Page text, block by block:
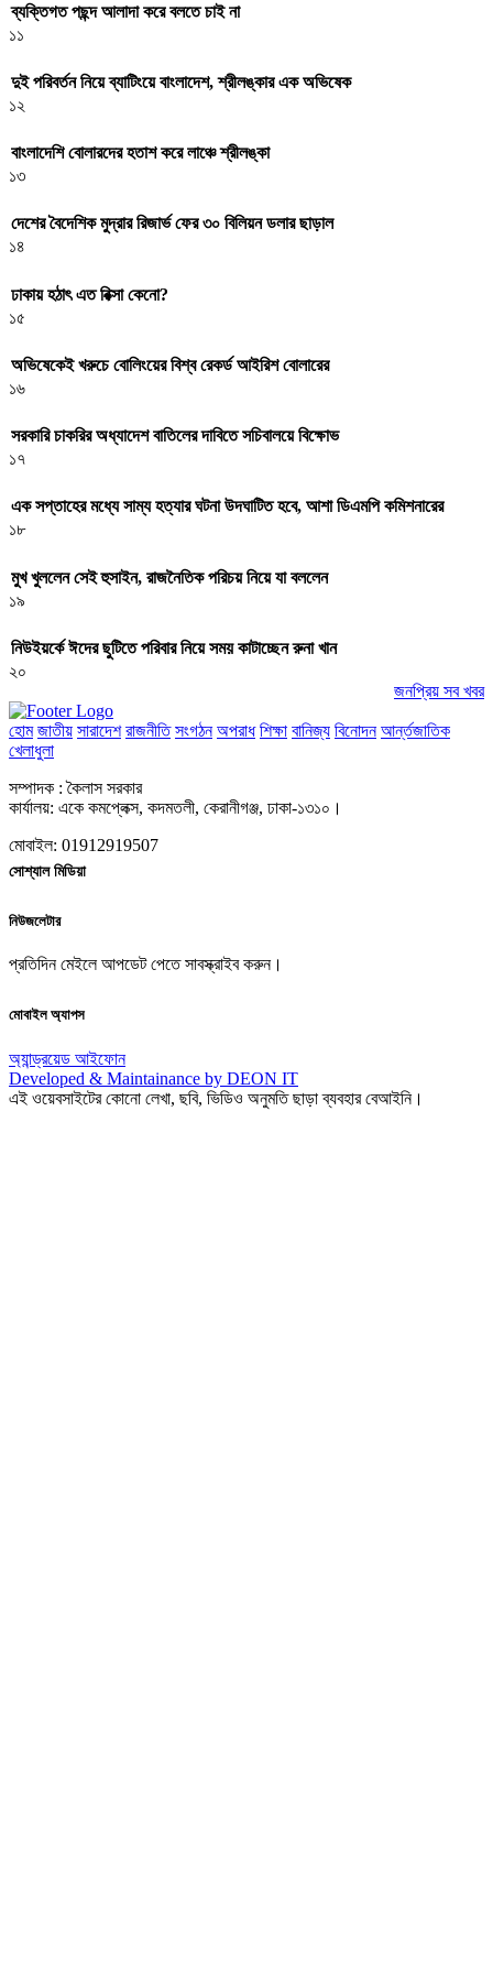
ব্যক্তিগত পছন্দ আলাদা করে বলতে চাই না
১১
দুই পরিবর্তন নিয়ে ব্যাটিংয়ে বাংলাদেশ, শ্রীলঙ্কার এক অভিষেক
১২
বাংলাদেশি বোলারদের হতাশ করে লাঞ্চে শ্রীলঙ্কা
১৩
দেশের বৈদেশিক মুদ্রার রিজার্ভ ফের ৩০ বিলিয়ন ডলার ছাড়াল
১৪
ঢাকায় হঠাৎ এত রিক্সা কেনো?
১৫
অভিষেকেই খরুচে বোলিংয়ের বিশ্ব রেকর্ড আইরিশ বোলারের
১৬
সরকারি চাকরির অধ্যাদেশ বাতিলের দাবিতে সচিবালয়ে বিক্ষোভ
১৭
এক সপ্তাহের মধ্যে সাম্য হত্যার ঘটনা উদঘাটিত হবে, আশা ডিএমপি কমিশনারের
১৮
মুখ খুললেন সেই হুসাইন, রাজনৈতিক পরিচয় নিয়ে যা বললেন
১৯
নিউইয়র্কে ঈদের ছুটিতে পরিবার নিয়ে সময় কাটাচ্ছেন রুনা খান
২০
জনপ্রিয় সব খবর
হোম জাতীয় সারাদেশ রাজনীতি সংগঠন অপরাধ শিক্ষা বানিজ্য বিনোদন আর্ন্তজাতিক
খেলাধুলা
সম্পাদক : কৈলাস সরকার
কার্যালয়: একে কমপ্লেক্স, কদমতলী, কেরানীগঞ্জ, ঢাকা-১৩১০।
মোবাইল: 01912919507
সোশ্যাল মিডিয়া
নিউজলেটার
প্রতিদিন মেইলে আপডেট পেতে সাবস্ক্রাইব করুন।
মোবাইল অ্যাপস
অ্যান্ড্রয়েড আইফোন
Developed & Maintainance by DEON IT
এই ওয়েবসাইটের কোনো লেখা, ছবি, ভিডিও অনুমতি ছাড়া ব্যবহার বেআইনি।